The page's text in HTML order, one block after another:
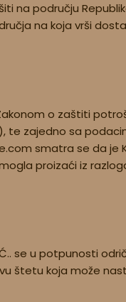
na području
na koja vrši
o zaštiti
te zajedno sa
smatra se da
proizaći iz
se u
štetu koja može